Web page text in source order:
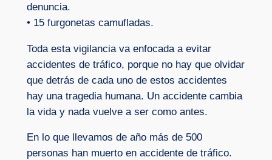
denuncia.
• 15 furgonetas camufladas.
Toda esta vigilancia va enfocada a evitar
accidentes de tráfico, porque no hay que olvidar
que detrás de cada uno de estos accidentes
hay una tragedia humana. Un accidente cambia
la vida y nada vuelve a ser como antes.
En lo que llevamos de año más de 500
personas han muerto en accidente de tráfico.